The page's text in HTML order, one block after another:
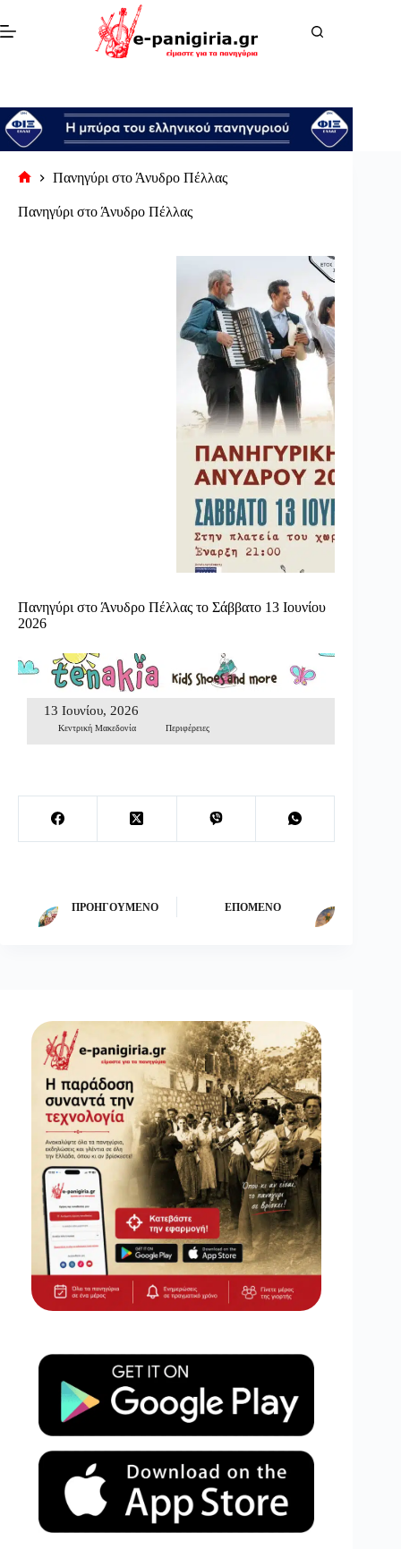
στο
περιεχόμενο
σελίδα
Πανηγύρι στο Άνυδρο Πέλλας
Πανηγύρι στο Άνυδρο Πέλλας
Πανηγύρι στο Άνυδρο Πέλλας το Σάββατο 13 Ιουνίου
2026
13 Ιουνίου, 2026
Κεντρική Μακεδονία Περιφέρειες
ΠΡΟΗΓΟΎΜΕΝΟ ΕΠΌΜΕΝΟ